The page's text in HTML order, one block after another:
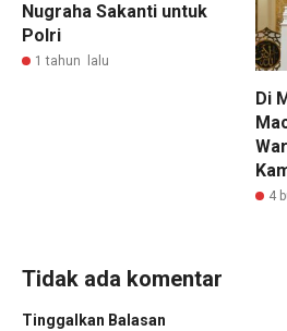
Nugraha Sakanti untuk
Polri
1 tahun lalu
Di
4
Tidak ada komentar
Tinggalkan Balasan